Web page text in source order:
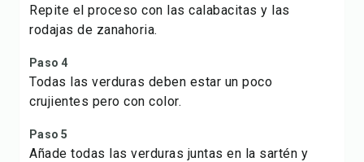
Repite el proceso con las calabacitas y las
rodajas de zanahoria.
Paso 4
Todas las verduras deben estar un poco
crujientes pero con color.
Paso 5
Añade todas las verduras juntas en la sartén y